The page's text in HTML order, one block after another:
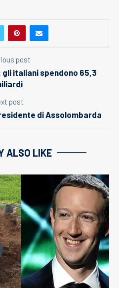
post
gli italiani spendono 65,3
post
di Assolombarda
ALSO LIKE